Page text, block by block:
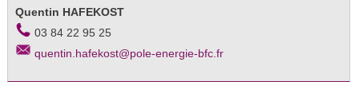
Quentin HAFEKOST
03 84 22 95 25
quentin.hafekost@pole-energie-bfc.fr